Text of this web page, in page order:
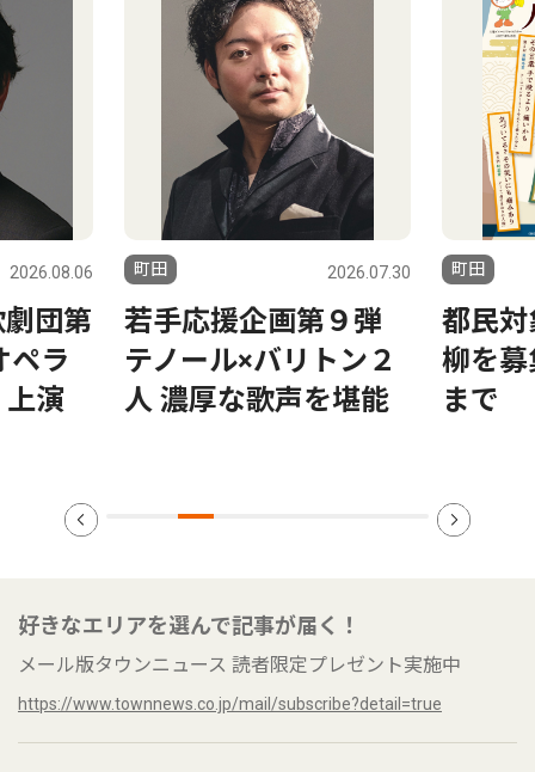
2026.08.06
団第
ラ
演
町田 2026.07.30
若手応援企画第９弾
テノール×バリトン２
人 濃厚な歌声を堪能
町田
都民
柳を
まで
好きなエリアを選んで記事が届く！
メール版タウンニュース 読者限定プレゼント実施中
https://www.townnews.co.jp/mail/subscribe?detail=true